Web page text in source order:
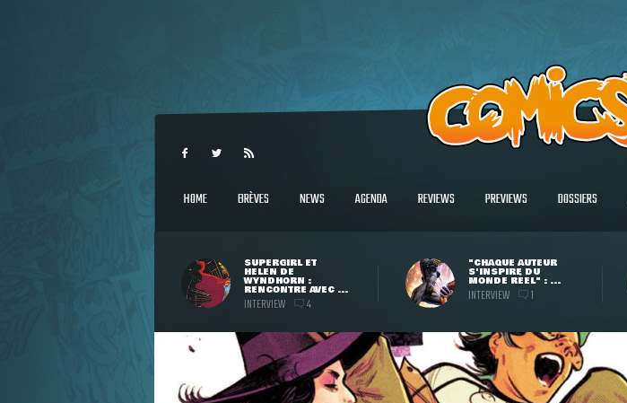
HOME BRÈVES NEWS AGENDA REVIEWS PREVIEWS DOSSIERS
SUPERGIRL ET
HELEN DE
WYNDHORN :
RENCONTRE AVEC ...
INTERVIEW 4
"CHAQUE AUTEUR
S'INSPIRE DU
MONDE RÉEL" : ...
INTERVIEW 1